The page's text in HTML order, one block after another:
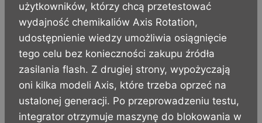
użytkowników, którzy chcą przetestować
wydajność chemikaliów Axis Rotation,
udostępnienie wiedzy umożliwia osiągnięcie
tego celu bez konieczności zakupu źródła
zasilania flash. Z drugiej strony, wypożyczają
oni kilka modeli Axis, które trzeba oprzeć na
ustalonej generacji. Po przeprowadzeniu testu,
integrator otrzymuje maszynę do blokowania w